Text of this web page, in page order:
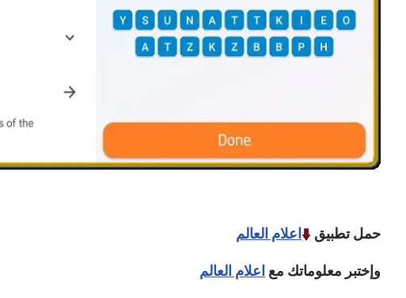
حمل تطبيق اعلام العالم
وإختبر معلوماتك مع اعلام العالم